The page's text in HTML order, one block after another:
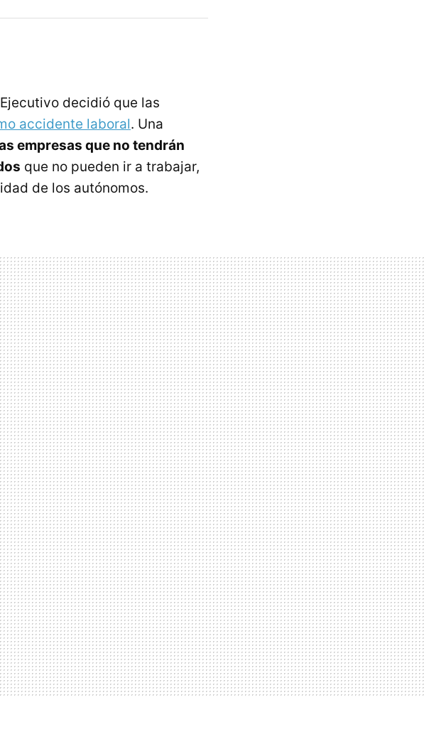
decidió que las
accidente laboral. Una
empresas que no tendrán
que no pueden ir a trabajar,
de los autónomos.